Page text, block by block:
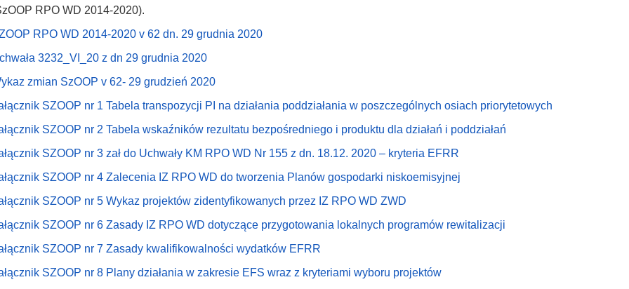
RPO WD 2014-2020).
RPO WD 2014-2020 v 62 dn. 29 grudnia 2020
3232_VI_20 z dn 29 grudnia 2020
zmian SzOOP v 62- 29 grudzień 2020
SZOOP nr 1 Tabela transpozycji PI na działania poddziałania w poszczególnych osiach priorytetowych
SZOOP nr 2 Tabela wskaźników rezultatu bezpośredniego i produktu dla działań i poddziałań
SZOOP nr 3 zał do Uchwały KM RPO WD Nr 155 z dn. 18.12. 2020 – kryteria EFRR
SZOOP nr 4 Zalecenia IZ RPO WD do tworzenia Planów gospodarki niskoemisyjnej
SZOOP nr 5 Wykaz projektów zidentyfikowanych przez IZ RPO WD ZWD
SZOOP nr 6 Zasady IZ RPO WD dotyczące przygotowania lokalnych programów rewitalizacji
SZOOP nr 7 Zasady kwalifikowalności wydatków EFRR
SZOOP nr 8 Plany działania w zakresie EFS wraz z kryteriami wyboru projektów